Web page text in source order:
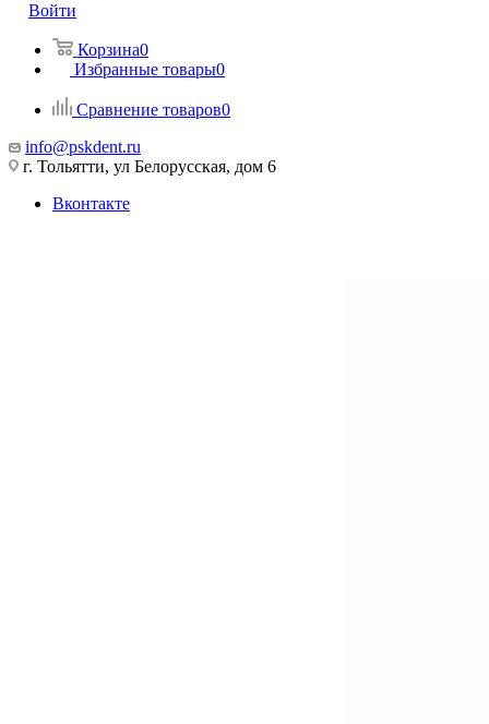
Войти
Корзина0
Избранные товары0
Сравнение товаров0
info@pskdent.ru
г. Тольятти, ул Белорусская, дом 6
Вконтакте